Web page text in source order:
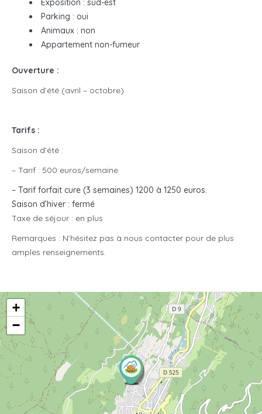
Exposition : sud-est
Parking : oui
Animaux : non
Appartement non-fumeur
Ouverture :
Saison d’été (avril – octobre)
Tarifs :
Saison d’été :
– Tarif : 500 euros/semaine
– Tarif forfait cure (3 semaines) 1200 à 1250 euros.
Saison d’hiver : fermé
Taxe de séjour : en plus
Remarques : N’hésitez pas à nous contacter pour de plus
amples renseignements.
+
−